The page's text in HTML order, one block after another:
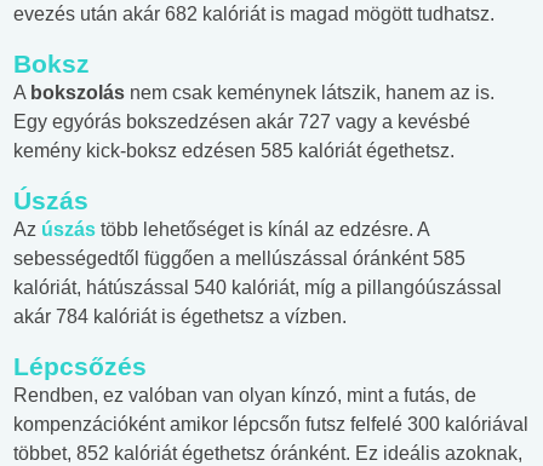
evezés után akár 682 kalóriát is magad mögött tudhatsz.
Boksz
A bokszolás nem csak keménynek látszik, hanem az is.
Egy egyórás bokszedzésen akár 727 vagy a kevésbé
kemény kick-boksz edzésen 585 kalóriát égethetsz.
Úszás
Az úszás több lehetőséget is kínál az edzésre. A
sebességedtől függően a mellúszással óránként 585
kalóriát, hátúszással 540 kalóriát, míg a pillangóúszással
akár 784 kalóriát is égethetsz a vízben.
Lépcsőzés
Rendben, ez valóban van olyan kínzó, mint a futás, de
kompenzációként amikor lépcsőn futsz felfelé 300 kalóriával
többet, 852 kalóriát égethetsz óránként. Ez ideális azoknak,